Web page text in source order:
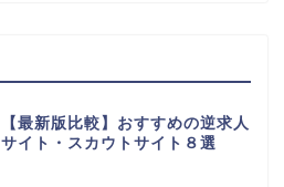
【最新版比較】おすすめの逆求人
サイト・スカウトサイト８選